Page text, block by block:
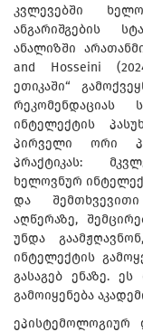
კვლევებში
ანგარიშგების
ანალიზში
and Hosseini
ეთიკაში“
რეკომენდაციას
ინტელექტის
პირველი ორი
პრაქტიკას:
ხელოვნურ
და
აღწერაზე,
უნდა
ინტელექტის
გასაგებ ენაზე.
გამოიყენება
ეპისტემოლოგიურ